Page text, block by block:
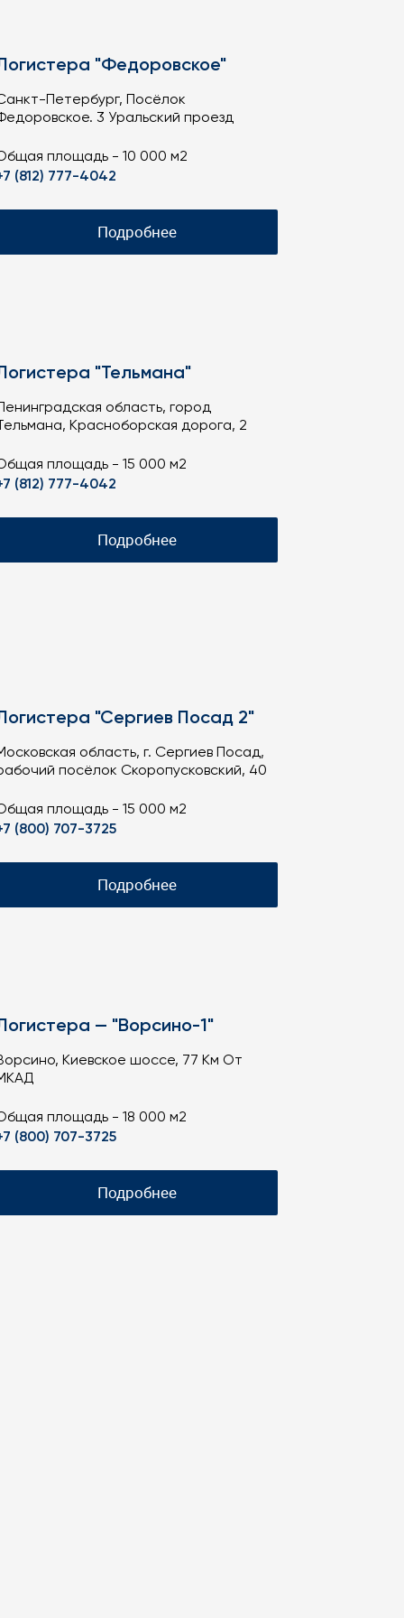
"Федоровское"
Петербург, Посёлок
3 Уральский проезд
площадь - 10 000 м2
(812) 777-4042
Подробнее
"Тельмана"
область, город
Красноборская дорога, 2
площадь - 15 000 м2
(812) 777-4042
Подробнее
"Сергиев Посад 2"
область, г. Сергиев Посад,
посёлок Скоропусковский, 40
площадь - 15 000 м2
(800) 707-3725
Подробнее
— "Ворсино-1"
Киевское шоссе, 77 Км От
площадь - 18 000 м2
(800) 707-3725
Подробнее